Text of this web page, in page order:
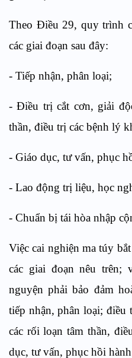
Theo Điều 29, quy trình
các giai đoạn sau đây:
- Tiếp nhận, phân loại;
-Điều trị cắt cơn, giải
thần, điều trị các bệnh lý
- Giáo dục, tư vấn, phục
- Lao động trị liệu, học
- Chuẩn bị tái hòa nhập cộ
Việc cai nghiện ma túy
các giai đoạnnêu trên;
nguyện phải bảo đảm
tiếp nhận, phân loại; điều
các rối loạn tâm thần,
dục, tư vấn, phục hồi